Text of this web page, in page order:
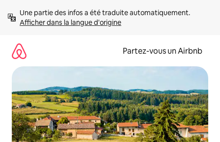
directement
Afficher dans la langue d'origine
Partez-vous un Airbnb